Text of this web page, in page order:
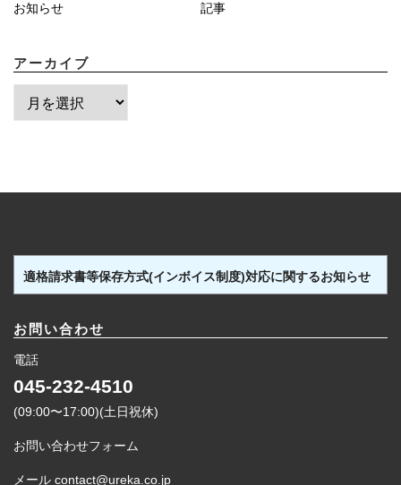
お知らせ 記事
アーカイブ
ー
ブ
適格請求書等保存方式(インボイス制度)対応に関するお知らせ
お問い合わせ
電話
045-232-4510
(09:00〜17:00)(土日祝休)
お問い合わせフォーム
メール contact@ureka.co.jp